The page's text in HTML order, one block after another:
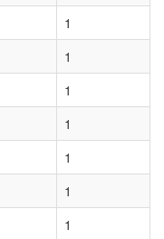
1
1
1
1
1
1
1